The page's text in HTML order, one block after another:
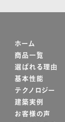
ホーム
商品一覧
選ばれる理由
基本性能
テクノロジー
建築実例
お客様の声